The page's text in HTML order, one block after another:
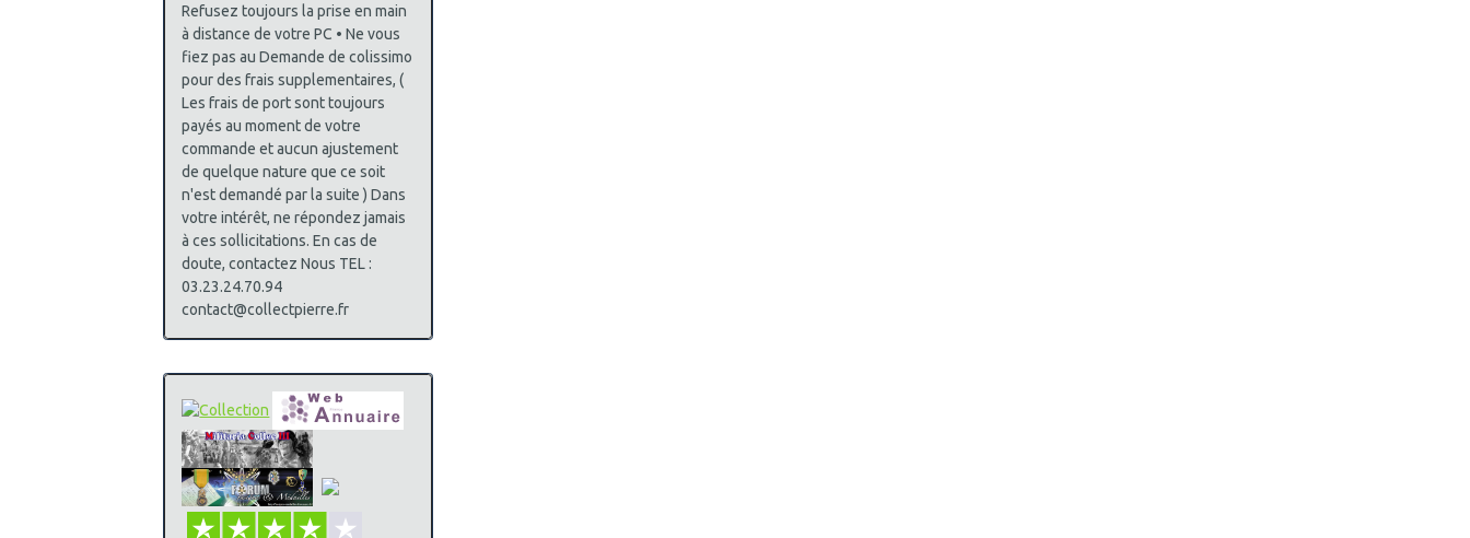
Refusez toujours la prise en main
à distance de votre PC • Ne vous
fiez pas au Demande de colissimo
pour des frais supplementaires, (
Les frais de port sont toujours
payés au moment de votre
commande et aucun ajustement
de quelque nature que ce soit
n'est demandé par la suite ) Dans
votre intérêt, ne répondez jamais
à ces sollicitations. En cas de
doute, contactez Nous TEL :
03.23.24.70.94
contact@collectpierre.fr